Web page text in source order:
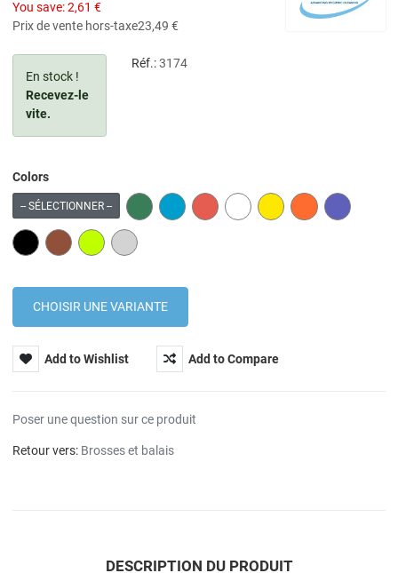
You save:2,61 €
Prix de vente hors-taxe23,49 €
En stock !
Recevez-le
vite.
Réf.:3174
Colors
-- SÉLECTIONNER -- GREEN BLUE RED WHITE YELLOW ORANGE PURPLE
BLACK BROWN LIME GREY
Add to Wishlist Add to Compare
Poser une question sur ce produit
Retour vers: Brosses et balais
DESCRIPTION DU PRODUIT